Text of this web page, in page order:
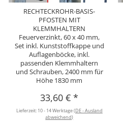
RECHTECKROHR-BASIS-
PFOSTEN MIT
KLEMMHALTERN
Feuerverzinkt, 60 x 40 mm,
Set inkl. Kunststoffkappe und
Auflagenböcke, inkl.
passenden Klemmhaltern
und Schrauben, 2400 mm für
Höhe 1830 mm
33,60 €*
Lieferzeit: 10 - 14 Werktage(DE - Ausland
abweichend)